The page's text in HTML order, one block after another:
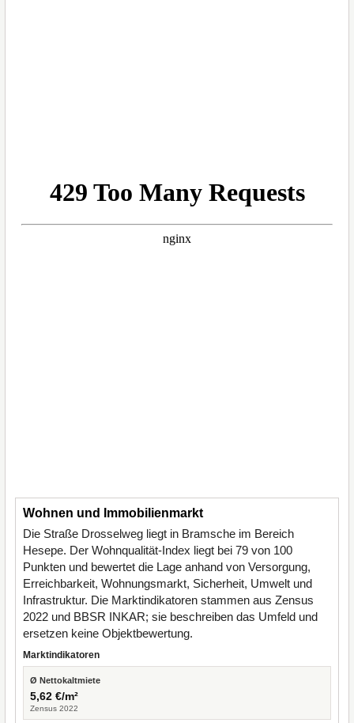
Wohnen und Immobilienmarkt
Die Straße Drosselweg liegt in Bramsche im Bereich
Hesepe. Der Wohnqualität-Index liegt bei 79 von 100
Punkten und bewertet die Lage anhand von Versorgung,
Erreichbarkeit, Wohnungsmarkt, Sicherheit, Umwelt und
Infrastruktur. Die Marktindikatoren stammen aus Zensus
2022 und BBSR INKAR; sie beschreiben das Umfeld und
ersetzen keine Objektbewertung.
Marktindikatoren
Ø Nettokaltmiete
5,62 €/m²
Zensus 2022